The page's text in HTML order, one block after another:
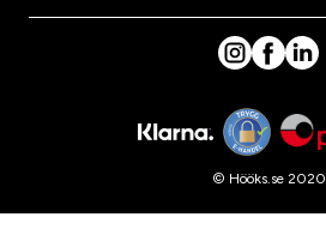
© Hööks.se 2020